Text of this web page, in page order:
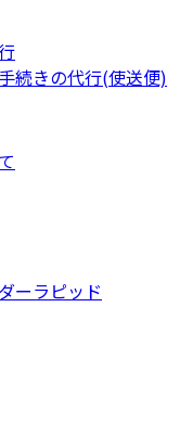
続きの代行(使送便)
ーラピッド